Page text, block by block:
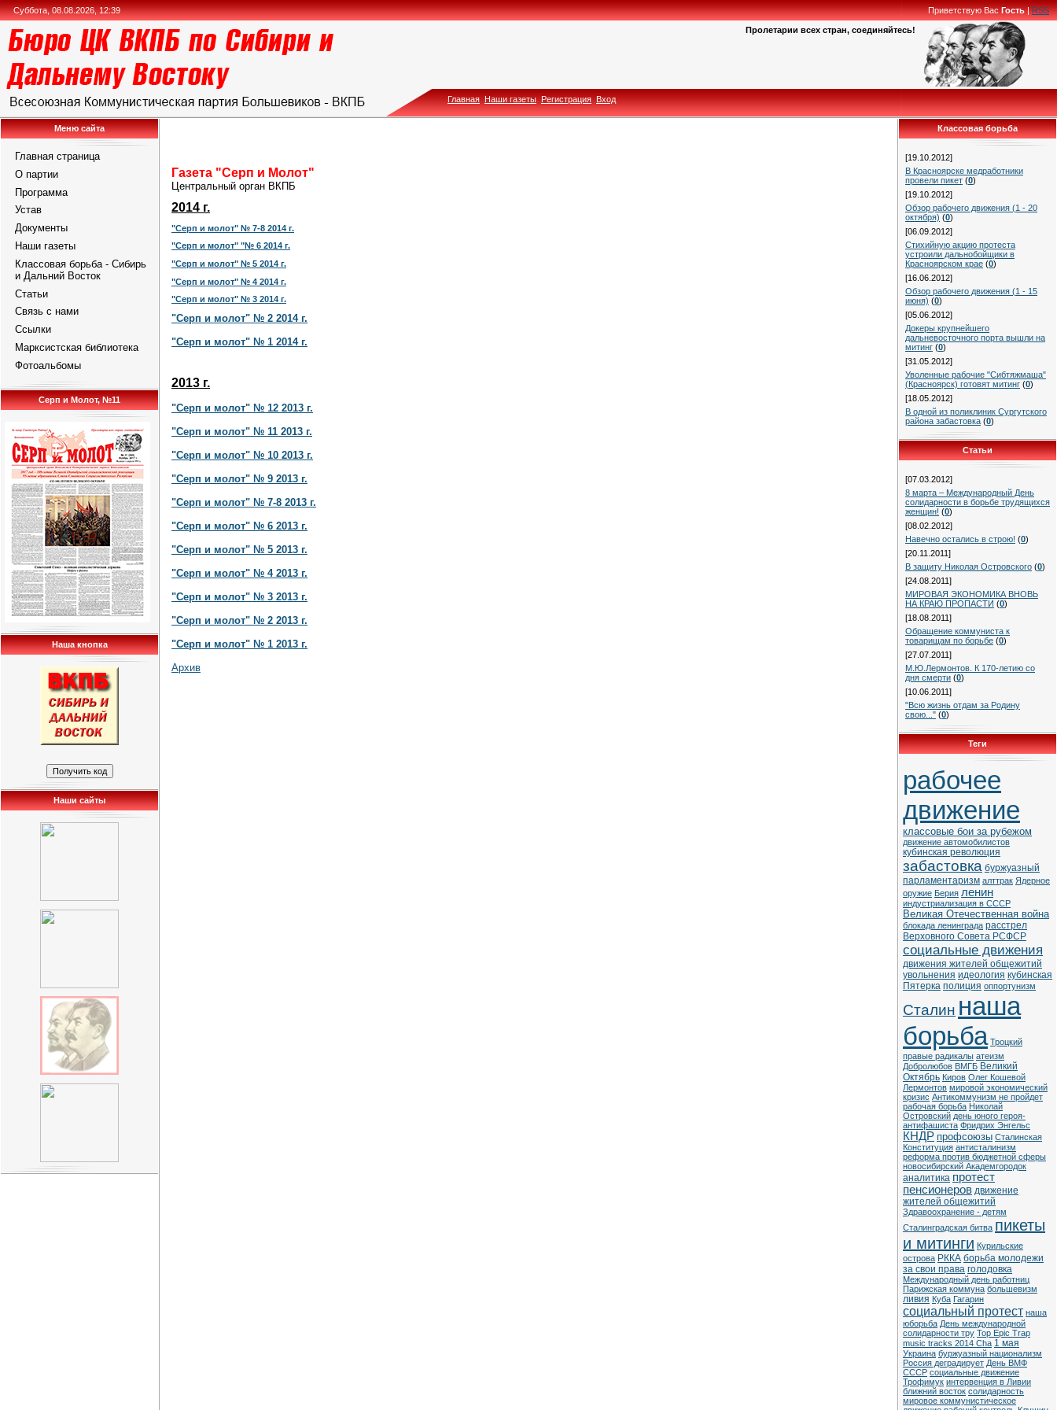
Суббота, 08.08.2026, 12:39 Приветствую Вас Гость|RSS
Пролетарии всех стран, соединяйтесь!
Главная Наши газеты Регистрация Вход
Меню сайта
Главная страница
О партии
Программа
Устав
Документы
Наши газеты
Классовая борьба - Сибирь
и Дальний Восток
Статьи
Связь с нами
Ссылки
Марксистская библиотека
Фотоальбомы
Серп и Молот, №11
Наша кнопка
Наши сайты
Газета "Серп и Молот"
Центральный орган ВКПБ
2014 г.
"Серп и молот" № 7-8 2014 г.
"Серп и молот" "№ 6 2014 г.
"Серп и молот" № 5 2014 г.
"Серп и молот" № 4 2014 г.
"Серп и молот" № 3 2014 г.
"Серп и молот" № 2 2014 г.
"Серп и молот" № 1 2014 г.
2013 г.
"Серп и молот" № 12 2013 г.
"Серп и молот" № 11 2013 г.
"Серп и молот" № 10 2013 г.
"Серп и молот" № 9 2013 г.
"Серп и молот" № 7-8 2013 г.
"Серп и молот" № 6 2013 г.
"Серп и молот" № 5 2013 г.
"Серп и молот" № 4 2013 г.
"Серп и молот" № 3 2013 г.
"Серп и молот" № 2 2013 г.
"Серп и молот" № 1 2013 г.
Архив
Классовая борьба
[19.10.2012]
В Красноярске медработники
провели пикет (0)
[19.10.2012]
Обзор рабочего движения (1 - 20
октября) (0)
[06.09.2012]
Стихийную акцию протеста
устроили дальнобойщики в
Красноярском крае (0)
[16.06.2012]
Обзор рабочего движения (1 - 15
июня) (0)
[05.06.2012]
Докеры крупнейшего
дальневосточного порта вышли на
митинг (0)
[31.05.2012]
Уволенные рабочие "Сибтяжмаша"
(Красноярск) готовят митинг (0)
[18.05.2012]
В одной из поликлиник Сургутского
района забастовка (0)
Статьи
[07.03.2012]
8 марта – Международный День
солидарности в борьбе трудящихся
женщин! (0)
[08.02.2012]
Навечно остались в строю! (0)
[20.11.2011]
В защиту Николая Островского (0)
[24.08.2011]
МИРОВАЯ ЭКОНОМИКА ВНОВЬ
НА КРАЮ ПРОПАСТИ (0)
[18.08.2011]
Обращение коммуниста к
товарищам по борьбе (0)
[27.07.2011]
М.Ю.Лермонтов. К 170-летию со
дня смерти (0)
[10.06.2011]
"Всю жизнь отдам за Родину
свою..." (0)
Теги
рабочее
движение
классовые бои за рубежом
движение автомобилистов
кубинская революция
забастовка буржуазный
парламентаризм алттрак Ядерное
оружие Берия ленин
индустриализация в СССР
Великая Отечественная война
блокада ленинграда расстрел
Верховного Совета РСФСР
социальные движения
движения жителей общежитий
увольнения идеология кубинская
Пятерка полиция оппортунизм
Сталин наша
борьба Троцкий
правые радикалы атеизм
Добролюбов ВМГБ Великий
Октябрь Киров Олег Кошевой
Лермонтов мировой экономический
кризис Антикоммунизм не пройдет
рабочая борьба Николай
Островский день юного героя-
антифашиста Фридрих Энгельс
КНДР профсоюзы Сталинская
Конституция антисталинизм
реформа против бюджетной сферы
новосибирский Академгородок
аналитика протест
пенсионеров движение
жителей общежитий
Здравоохранение - детям
Сталинградская битва пикеты
и митинги Курильские
острова РККА борьба молодежи
за свои права голодовка
Международный день работниц
Парижская коммуна большевизм
ливия Куба Гагарин
социальный протест наша
юборьба День международной
солидарности тру Top Epic Trap
music tracks 2014 Cha 1 мая
Украина буржуазный национализм
Россия деградирует День ВМФ
СССР социальные движение
Трофимук интервенция в Ливии
ближний восток солидарность
мировое коммунистическое